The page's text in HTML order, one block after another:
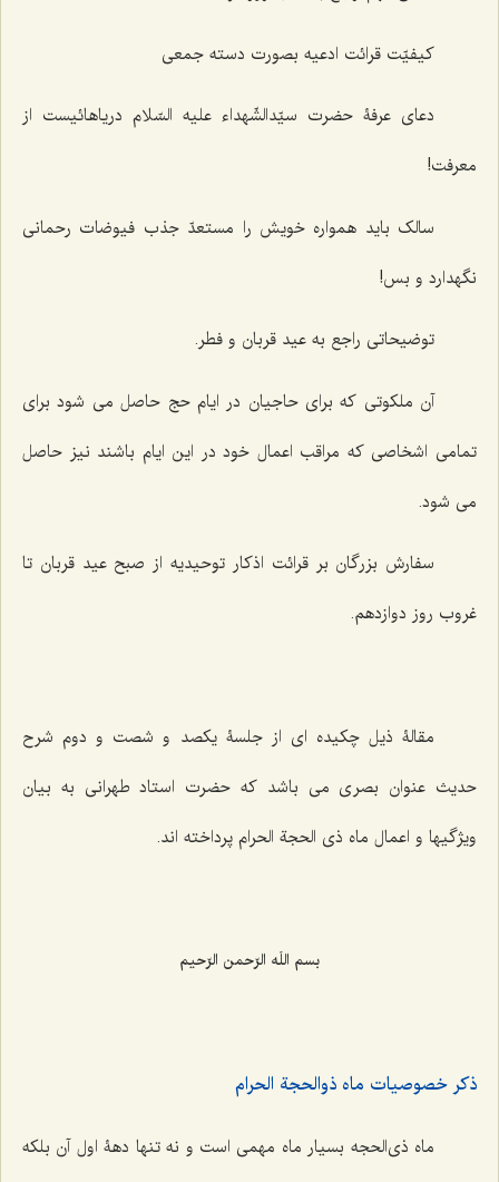
کیفیّت قرائت ادعیه بصورت دسته جمعی
دعای عرفۀ حضرت سیّدالشّهداء علیه السّلام دریاهائیست از
معرفت!
سالک باید همواره خویش را مستعدّ جذب فیوضات رحمانی
نگهدارد و بس!
توضیحاتی راجع به عید قربان و فطر.
آن ملکوتى که براى حاجیان در ایام حج حاصل مى شود براى
تمامى اشخاصى که مراقب اعمال خود در این ایام باشند نیز حاصل
مى شود.
سفارش بزرگان بر قرائت اذکار توحیدیه از صبح عید قربان تا
غروب روز دوازدهم‌.
مقالۀ ذیل چکیده ای از جلسۀ یکصد و شصت و دوم شرح
حدیث عنوان بصری می باشد که حضرت استاد طهرانی به بیان
ویژگیها و اعمال ماه ذی الحجة الحرام پرداخته اند.
بسم اللَه الرّحمن الرّحیم
ذکر خصوصیات ماه ذوالحجة الحرام‌
ماه ذی‌الحجه بسیار ماه مهمی است و نه‌ تنها دهۀ اول آن بلکه